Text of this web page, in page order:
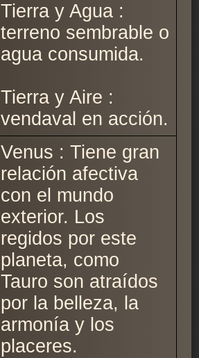
Tierra y Agua :
terreno sembrable o
agua consumida.
Tierra y Aire :
vendaval en acción.
Venus : Tiene gran
relación afectiva
con el mundo
exterior. Los
regidos por este
planeta, como
Tauro son atraídos
por la belleza, la
armonía y los
placeres.